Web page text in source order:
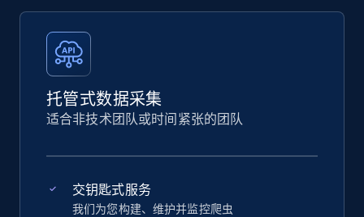
托管式数据采集
适合非技术团队或时间紧张的团队
交钥匙式服务
我们为您构建、维护并监控爬虫